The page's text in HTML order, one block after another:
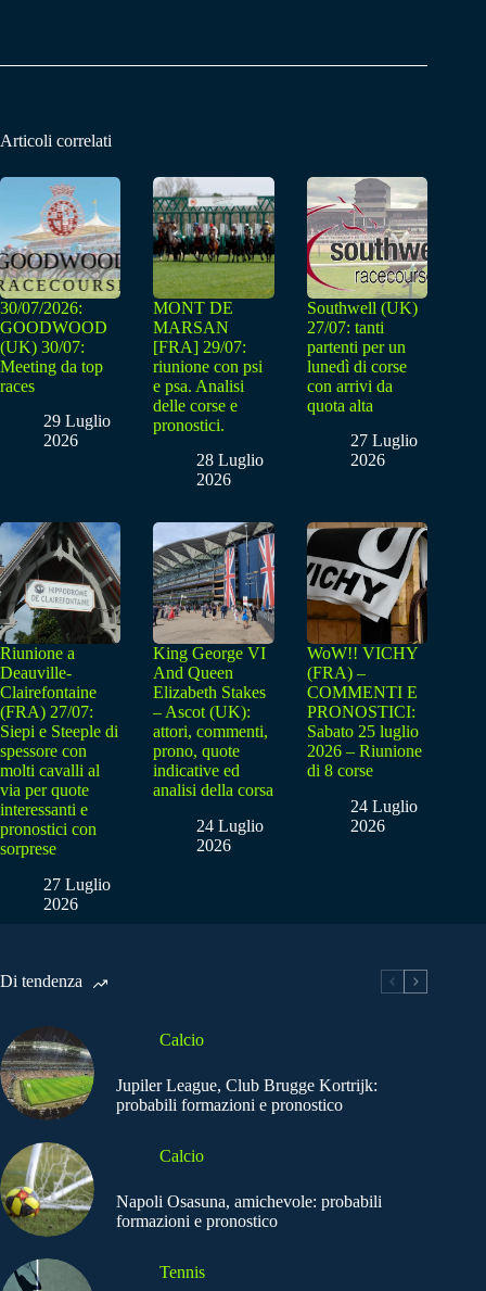
Articoli correlati
30/07/2026:
GOODWOOD
(UK) 30/07:
Meeting da top
races
29 Luglio
2026
MONT DE
MARSAN
[FRA] 29/07:
riunione con psi
e psa. Analisi
delle corse e
pronostici.
28 Luglio
2026
Southwell (UK)
27/07: tanti
partenti per un
lunedì di corse
con arrivi da
quota alta
27 Luglio
2026
Riunione a
Deauville-
Clairefontaine
(FRA) 27/07:
Siepi e Steeple di
spessore con
molti cavalli al
via per quote
interessanti e
pronostici con
sorprese
27 Luglio
2026
King George VI
And Queen
Elizabeth Stakes
– Ascot (UK):
attori, commenti,
prono, quote
indicative ed
analisi della corsa
24 Luglio
2026
WoW!! VICHY
(FRA) –
COMMENTI E
PRONOSTICI:
Sabato 25 luglio
2026 – Riunione
di 8 corse
24 Luglio
2026
Di tendenza
Calcio
Jupiler League, Club Brugge Kortrijk:
probabili formazioni e pronostico
Calcio
Napoli Osasuna, amichevole: probabili
formazioni e pronostico
Tennis